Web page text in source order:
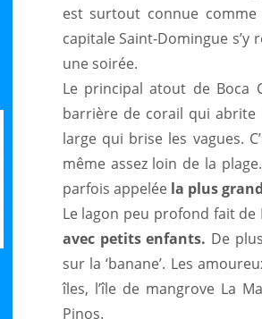
est surtout connue comme
capitale Saint-Domingue
une soirée.
Le principal atout de Boca
barrière de corail qui abrite
large qui brise les vagues.
même assez loin de la
parfois appelée la plus
Le lagon peu profond fait de
avec petits enfants. De
sur la ‘banane’. Les
îles, l’île de mangrove La
Pinos.